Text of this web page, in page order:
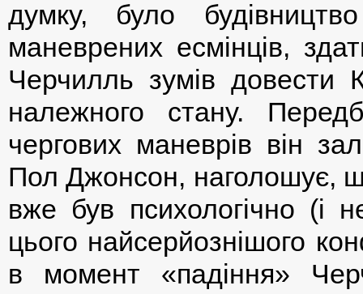
думку, було
маневрених есмінців,
Черчилль зумів довести
належного стану.
чергових маневрів він
Пол Джонсон, наголошує,
вже був психологічно (і
цього найсерйознішого
в момент «падіння»